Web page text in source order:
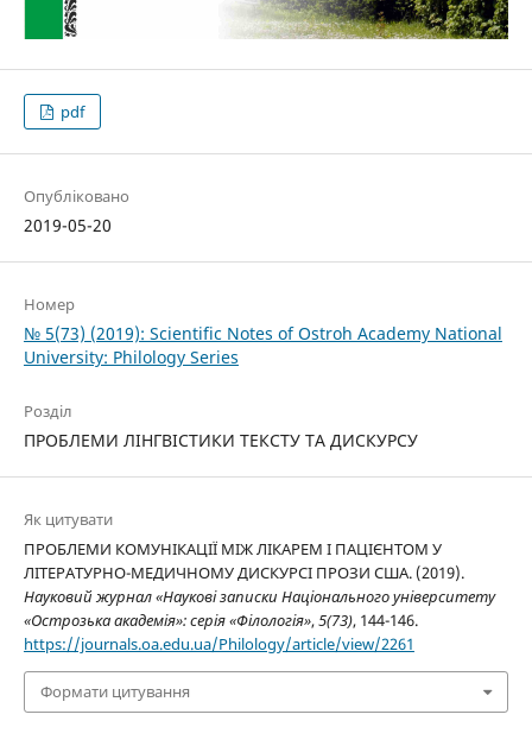
pdf
Опубліковано
2019-05-20
Номер
№ 5(73) (2019): Scientific Notes of Ostroh Academy National
University: Philology Series
Розділ
ПРОБЛЕМИ ЛІНГВІСТИКИ ТЕКСТУ ТА ДИСКУРСУ
Як цитувати
ПРОБЛЕМИ КОМУНІКАЦІЇ МІЖ ЛІКАРЕМ І ПАЦІЄНТОМ У
ЛІТЕРАТУРНО-МЕДИЧНОМУ ДИСКУРСІ ПРОЗИ США. (2019).
Науковий журнал «Наукові записки Національного університету
«Острозька академія»: серія «Філологія»,5(73), 144-146.
https://journals.oa.edu.ua/Philology/article/view/2261
Формати цитування